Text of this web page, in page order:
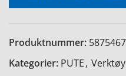
Produktnummer:
Kategorier: PUTE,